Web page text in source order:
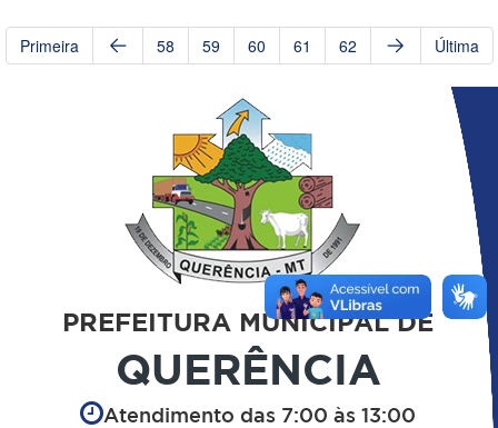
Primeira 58 59 60 61 62 Última
PREFEITURA MUNICIPAL DE
QUERÊNCIA
Atendimento das 7:00 às 13:00